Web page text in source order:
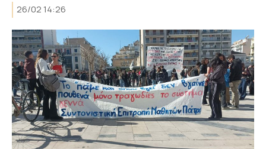
26/02 14:26